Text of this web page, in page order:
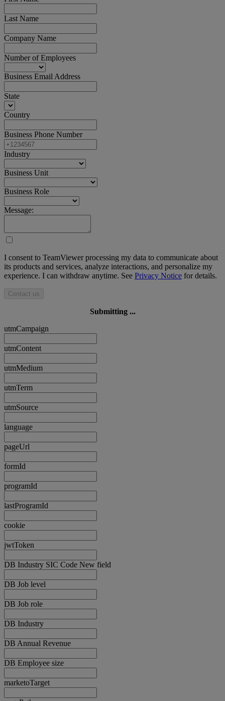
Last Name
Company Name
Number of Employees
Business Email Address
State
Country
Business Phone Number
Industry
Business Unit
Business Role
Message:
I consent to TeamViewer processing my data to communicate about
its products and services, analyze interactions, and personalize my
experience. I can withdraw anytime. See Privacy Notice for details.
Contact us
Submitting ...
utmCampaign
utmContent
utmMedium
utmTerm
utmSource
language
pageUrl
formId
programId
lastProgramId
cookie
jwtToken
DB Industry SIC Code New field
DB Job level
DB Job role
DB Industry
DB Annual Revenue
DB Employee size
marketoTarget